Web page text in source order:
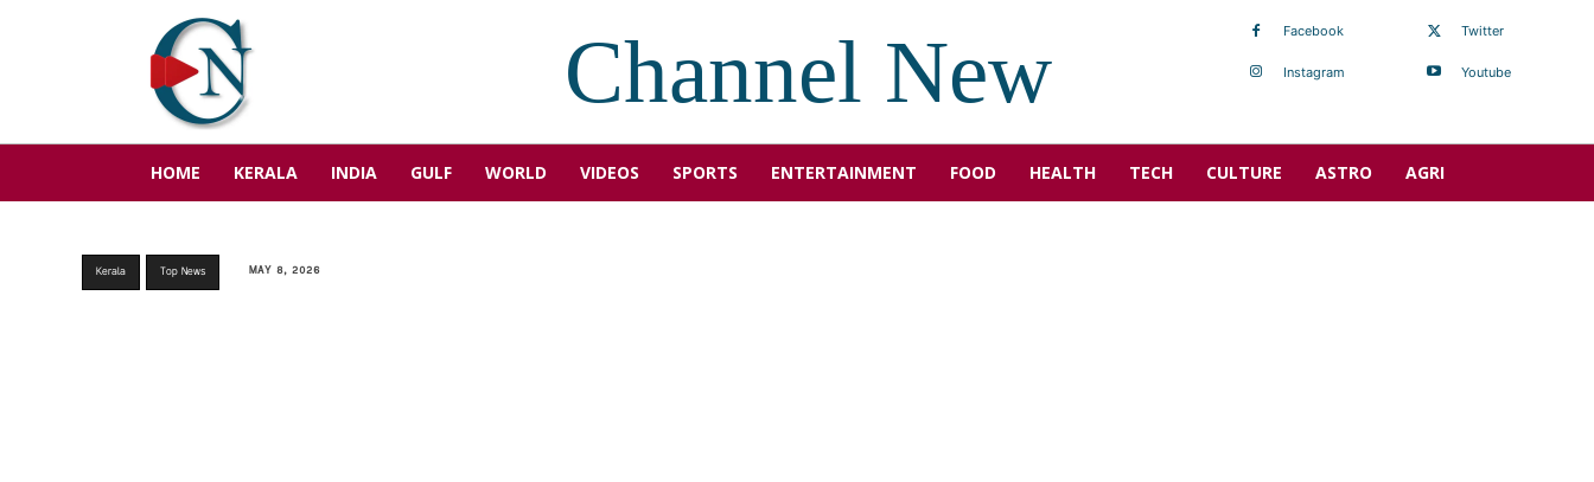
Channel New Facebook
Instagram
Twitter
Youtube
HOME KERALA INDIA GULF WORLD VIDEOS SPORTS ENTERTAINMENT FOOD HEALTH TECH CULTURE ASTRO AGRI
Kerala Top News MAY 8, 2026